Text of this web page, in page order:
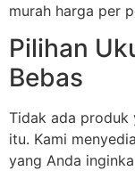
murah harga per
Pilihan
Bebas
Tidak ada produk
itu. Kami
yang Anda